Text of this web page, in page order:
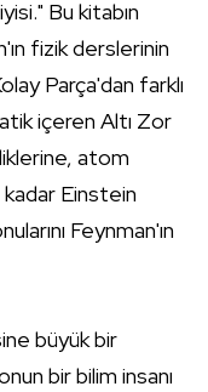
Bu kitabın
fizik derslerinin
Parça'dan farklı
içeren Altı Zor
atom
Einstein
Feynman'ın
büyük bir
bir bilim insanı